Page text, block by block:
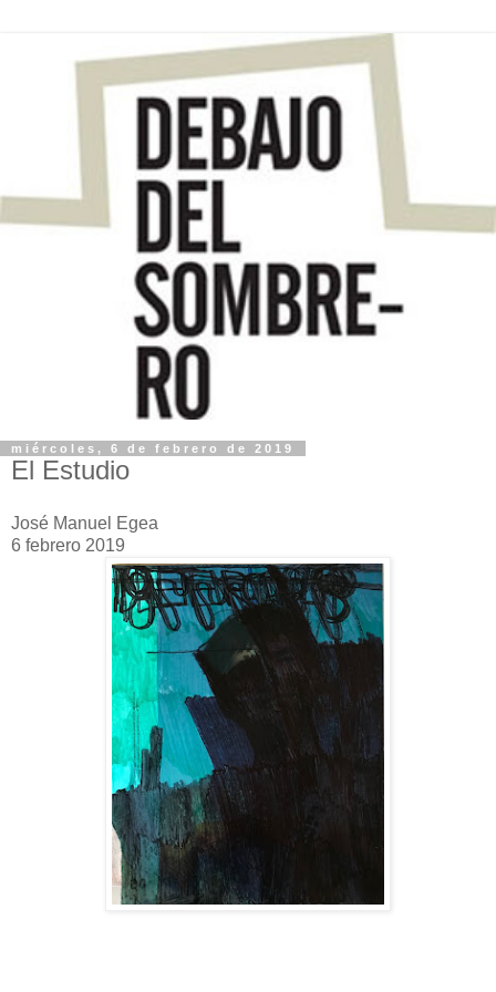
miércoles, 6 de febrero de 2019
El Estudio
José Manuel Egea
6 febrero 2019